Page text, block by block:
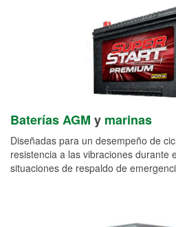
Baterías AGM y marinas
Diseñadas para un desempeño de
resistencia a las vibraciones durante
situaciones de respaldo de